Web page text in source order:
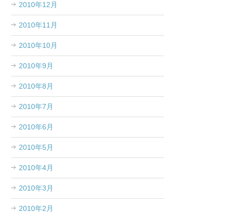
2010年12月
2010年11月
2010年10月
2010年9月
2010年8月
2010年7月
2010年6月
2010年5月
2010年4月
2010年3月
2010年2月